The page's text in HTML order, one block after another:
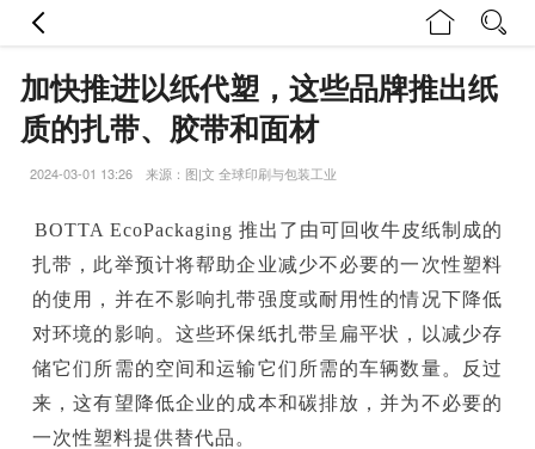
加快推进以纸代塑，这些品牌推出纸
质的扎带、胶带和面材
2024-03-01 13:26 来源：图|文 全球印刷与包装工业
EcoPackaging 推出了由可回收牛皮纸制成的
扎带，此举预计将帮助企业减少不必要的一次性塑料
的使用，并在不影响扎带强度或耐用性的情况下降低
对环境的影响。这些环保纸扎带呈扁平状，以减少存
储它们所需的空间和运输它们所需的车辆数量。反过
来，这有望降低企业的成本和碳排放，并为不必要的
一次性塑料提供替代品。